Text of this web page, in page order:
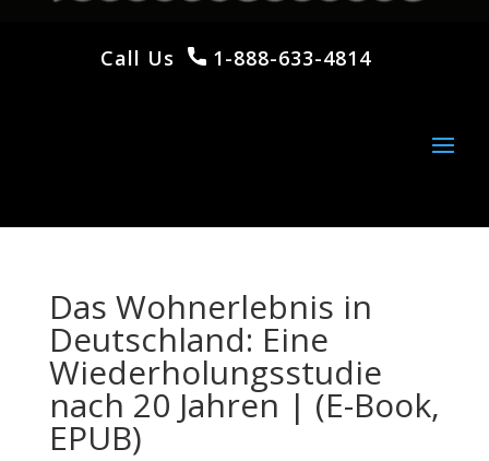
Call Us 1-888-633-4814
Das Wohnerlebnis in
Deutschland: Eine
Wiederholungsstudie
nach 20 Jahren | (E-Book,
EPUB)